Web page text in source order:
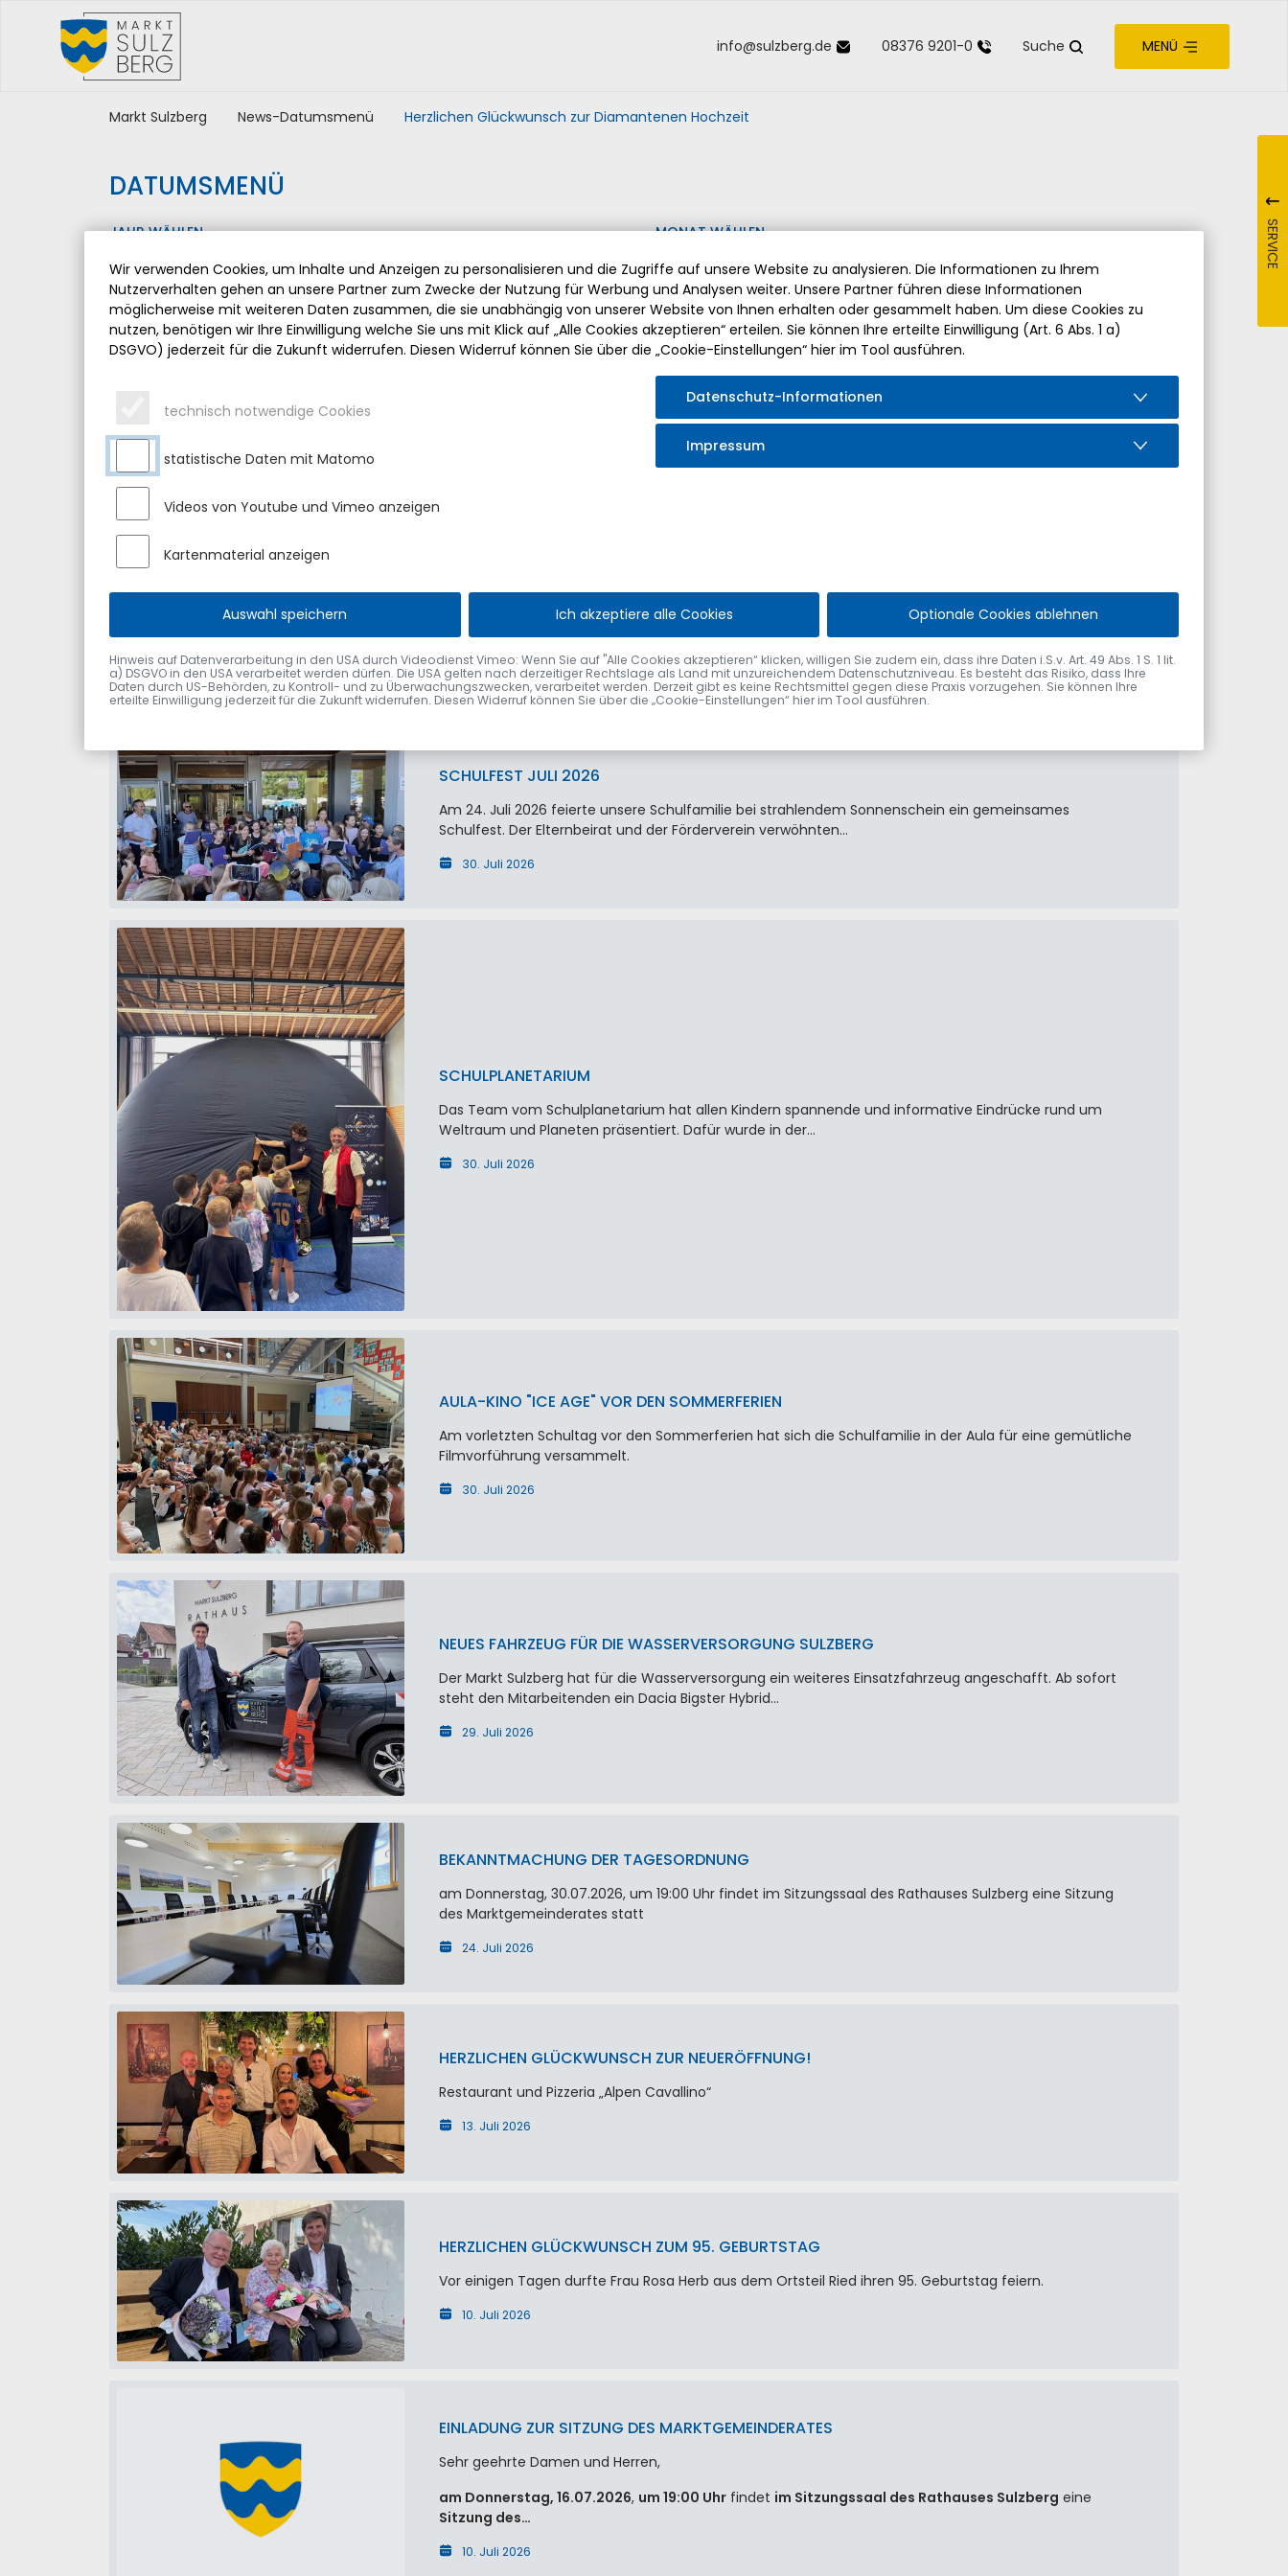
Inhalt der Seite anspringen
Informationen und Einstellungen zur Barrierefreiheit
info@sulzberg.de 08376 9201-0 Suche MENÜ
SERVICE
Markt Sulzberg News-Datumsmenü Herzlichen Glückwunsch zur Diamantenen Hochzeit
DATUMSMENÜ
JAHR WÄHLEN MONAT WÄHLEN
ABSCHIED VON PFARRER HERMANN DRISCHBERGER
Erst vor wenigen Wochen durfte der Markt…
VERABSCHIEDUNG VON ELISABETH VÖGEL
Nach fast 48 Jahren im Sulzberger Rathaus wurde Elisabeth Vögel am 31. Juli 2026 vom Ersten
Bürgermeister Gerhard Frey im Rahmen einer kleinen Feier…
2. August 2026
SCHULFEST JULI 2026
Am 24. Juli 2026 feierte unsere Schulfamilie bei strahlendem Sonnenschein ein gemeinsames
Schulfest. Der Elternbeirat und der Förderverein verwöhnten…
30. Juli 2026
SCHULPLANETARIUM
Das Team vom Schulplanetarium hat allen Kindern spannende und informative Eindrücke rund um
Weltraum und Planeten präsentiert. Dafür wurde in der…
30. Juli 2026
AULA-KINO "ICE AGE" VOR DEN SOMMERFERIEN
Am vorletzten Schultag vor den Sommerferien hat sich die Schulfamilie in der Aula für eine gemütliche
Filmvorführung versammelt.
30. Juli 2026
NEUES FAHRZEUG FÜR DIE WASSERVERSORGUNG SULZBERG
Der Markt Sulzberg hat für die Wasserversorgung ein weiteres Einsatzfahrzeug angeschafft. Ab sofort
steht den Mitarbeitenden ein Dacia Bigster Hybrid…
29. Juli 2026
BEKANNTMACHUNG DER TAGESORDNUNG
am Donnerstag, 30.07.2026, um 19:00 Uhr findet im Sitzungssaal des Rathauses Sulzberg eine Sitzung
des Marktgemeinderates statt
24. Juli 2026
HERZLICHEN GLÜCKWUNSCH ZUR NEUERÖFFNUNG!
Restaurant und Pizzeria „Alpen Cavallino“
13. Juli 2026
HERZLICHEN GLÜCKWUNSCH ZUM 95. GEBURTSTAG
Vor einigen Tagen durfte Frau Rosa Herb aus dem Ortsteil Ried ihren 95. Geburtstag feiern.
10. Juli 2026
EINLADUNG ZUR SITZUNG DES MARKTGEMEINDERATES
Sehr geehrte Damen und Herren,
am Donnerstag, 16.07.2026, um 19:00 Uhr findet im Sitzungssaal des Rathauses Sulzberg eine
Sitzung des…
10. Juli 2026
Wir verwenden Cookies, um Inhalte und Anzeigen zu personalisieren und die Zugriffe auf unsere Website zu analysieren. Die Informationen zu Ihrem
Nutzerverhalten gehen an unsere Partner zum Zwecke der Nutzung für Werbung und Analysen weiter. Unsere Partner führen diese Informationen
möglicherweise mit weiteren Daten zusammen, die sie unabhängig von unserer Website von Ihnen erhalten oder gesammelt haben. Um diese Cookies zu
nutzen, benötigen wir Ihre Einwilligung welche Sie uns mit Klick auf „Alle Cookies akzeptieren“ erteilen. Sie können Ihre erteilte Einwilligung (Art. 6 Abs. 1 a)
DSGVO) jederzeit für die Zukunft widerrufen. Diesen Widerruf können Sie über die „Cookie-Einstellungen“ hier im Tool ausführen.
technisch notwendige Cookies
statistische Daten mit Matomo
Videos von Youtube und Vimeo anzeigen
Kartenmaterial anzeigen
Datenschutz-Informationen
Impressum
Auswahl speichern Ich akzeptiere alle Cookies Optionale Cookies ablehnen
Hinweis auf Datenverarbeitung in den USA durch Videodienst Vimeo: Wenn Sie auf "Alle Cookies akzeptieren“ klicken, willigen Sie zudem ein, dass ihre Daten i.S.v. Art. 49 Abs. 1 S. 1 lit.
a) DSGVO in den USA verarbeitet werden dürfen. Die USA gelten nach derzeitiger Rechtslage als Land mit unzureichendem Datenschutzniveau. Es besteht das Risiko, dass Ihre
Daten durch US-Behörden, zu Kontroll- und zu Überwachungszwecken, verarbeitet werden. Derzeit gibt es keine Rechtsmittel gegen diese Praxis vorzugehen. Sie können Ihre
erteilte Einwilligung jederzeit für die Zukunft widerrufen. Diesen Widerruf können Sie über die „Cookie-Einstellungen“ hier im Tool ausführen.